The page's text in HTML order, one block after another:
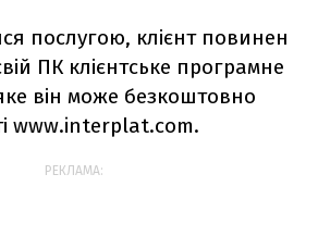
послугою, клієнт повинен
ПК клієнтське програмне
він може безкоштовно
www.interplat.com.
РЕКЛАМА: